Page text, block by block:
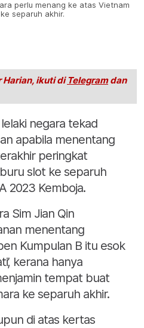
perlu menang ke atas Vietnam
separuh akhir.
Harian, ikuti di Telegramdan
negara tekad
apabila menentang
peringkat
slot ke separuh
2023 Kemboja.
Sim Jian Qin
menentang
Kumpulan B itu esok
kerana hanya
tempat buat
ke separuh akhir.
di atas kertas